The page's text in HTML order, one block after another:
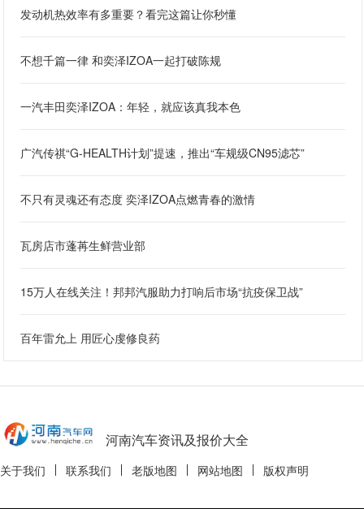
发动机热效率有多重要？看完这篇让你秒懂
不想千篇一律 和奕泽IZOA一起打破陈规
一汽丰田奕泽IZOA：年轻，就应该真我本色
广汽传祺“G-HEALTH计划”提速，推出“车规级CN95滤芯”
不只有灵魂还有态度 奕泽IZOA点燃青春的激情
瓦房店市蓬苒生鲜营业部
15万人在线关注！邦邦汽服助力打响后市场“抗疫保卫战”
百年雷允上 用匠心虔修良药
河南汽车资讯及报价大全
关于我们 联系我们 老版地图 网站地图 版权声明